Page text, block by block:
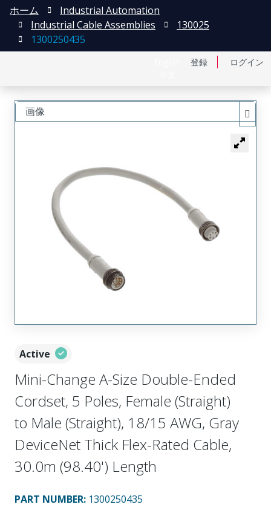
登録 ログイン
ホーム
Industrial Automation
Industrial Cable Assemblies
130025
1300250435
Active
Mini-Change A-Size Double-Ended
Cordset, 5 Poles, Female (Straight)
to Male (Straight), 18/15 AWG, Gray
DeviceNet Thick Flex-Rated Cable,
30.0m (98.40') Length
PART NUMBER: 1300250435
画像